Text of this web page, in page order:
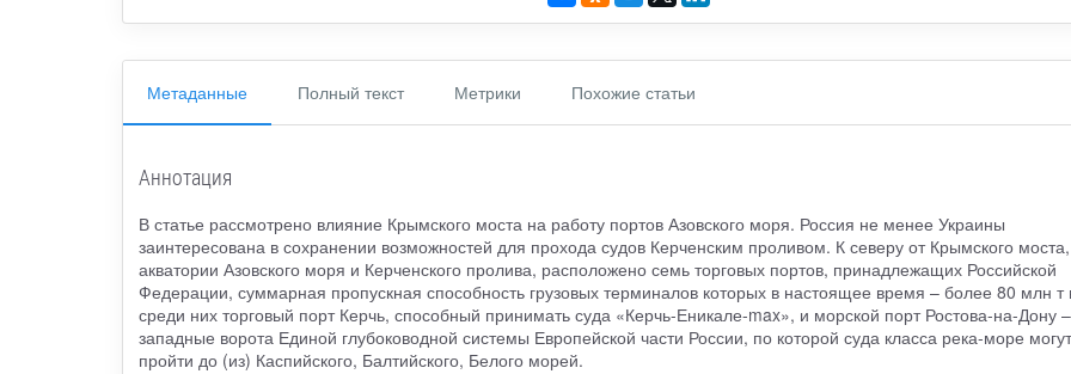
Метаданные Полный текст Метрики Похожие статьи
Аннотация
В статье рассмотрено влияние Крымского моста на работу портов Азовского моря. Россия не менее Украины
заинтересована в сохранении возможностей для прохода судов Керченским проливом. К северу от Крымского
акватории Азовского моря и Керченского пролива, расположено семь торговых портов, принадлежащих Российской
Федерации, суммарная пропускная способность грузовых терминалов которых в настоящее время – более 80 млн т
среди них торговый порт Керчь, способный принимать суда «Керчь-Еникале-max», и морской порт Ростова-на-Дону
западные ворота Единой глубоководной системы Европейской части России, по которой суда класса река-море могут
пройти до (из) Каспийского, Балтийского, Белого морей.